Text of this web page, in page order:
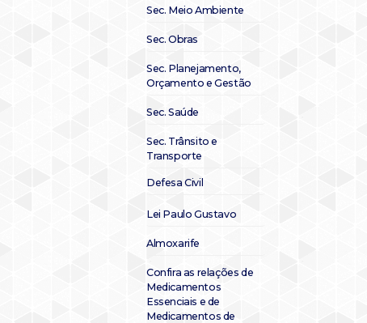
Sec. Meio Ambiente
Sec. Obras
Sec. Planejamento,
Orçamento e Gestão
Sec. Saúde
Sec. Trânsito e
Transporte
Defesa Civil
Lei Paulo Gustavo
Almoxarife
Confira as relações de
Medicamentos
Essenciais e de
Medicamentos de